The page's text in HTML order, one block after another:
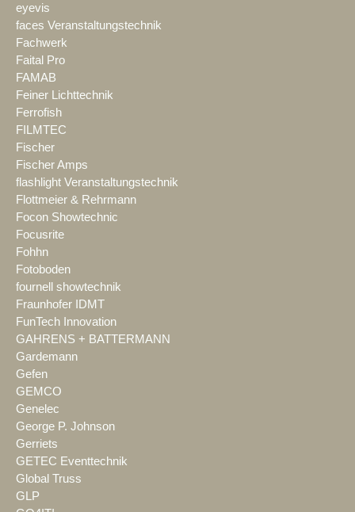
eyevis
faces Veranstaltungstechnik
Fachwerk
Faital Pro
FAMAB
Feiner Lichttechnik
Ferrofish
FILMTEC
Fischer
Fischer Amps
flashlight Veranstaltungstechnik
Flottmeier & Rehrmann
Focon Showtechnic
Focusrite
Fohhn
Fotoboden
fournell showtechnik
Fraunhofer IDMT
FunTech Innovation
GAHRENS + BATTERMANN
Gardemann
Gefen
GEMCO
Genelec
George P. Johnson
Gerriets
GETEC Eventtechnik
Global Truss
GLP